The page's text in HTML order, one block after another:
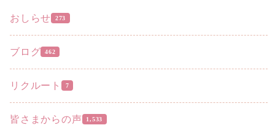
おしらせ 273
ブログ 462
リクルート 7
皆さまからの声 1,533